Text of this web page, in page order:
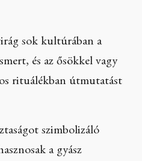
sok kultúrában a
és az ősökkel vagy
rituálékban útmutatást
szimbolizáló
a gyász